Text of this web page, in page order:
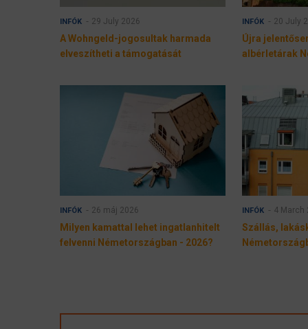
INFÓK 29 July 2026
A Wohngeld-jogosultak harmada
elveszítheti a támogatását
INFÓK 20 July
Újra
albérletárak
INFÓK 26 máj 2026
Milyen kamattal lehet ingatlanhitelt
felvenni Németországban - 2026?
INFÓK 4 March
Szállás,